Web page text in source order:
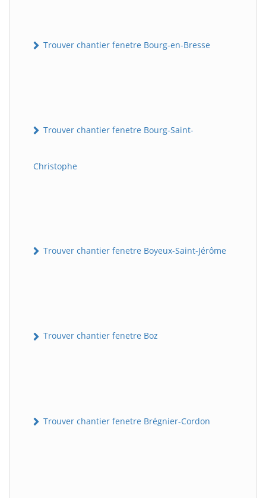
Trouver chantier fenetre Bourg-en-Bresse
Trouver chantier fenetre Bourg-Saint-
Christophe
Trouver chantier fenetre Boyeux-Saint-Jérôme
Trouver chantier fenetre Boz
Trouver chantier fenetre Brégnier-Cordon